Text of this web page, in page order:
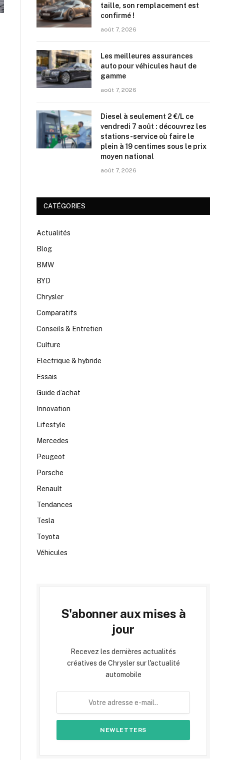
taille, son remplacement est
confirmé !
août 7, 2026
Les meilleures assurances
auto pour véhicules haut de
gamme
août 7, 2026
Diesel à seulement 2 €/L ce
vendredi 7 août : découvrez les
stations-service où faire le
plein à 19 centimes sous le prix
moyen national
août 7, 2026
CATÉGORIES
Actualités
Blog
BMW
BYD
Chrysler
Comparatifs
Conseils & Entretien
Culture
Electrique & hybride
Essais
Guide d’achat
Innovation
Lifestyle
Mercedes
Peugeot
Porsche
Renault
Tendances
Tesla
Toyota
Véhicules
S'abonner aux mises à
jour
Recevez les dernières actualités
créatives de Chrysler sur l'actualité
automobile